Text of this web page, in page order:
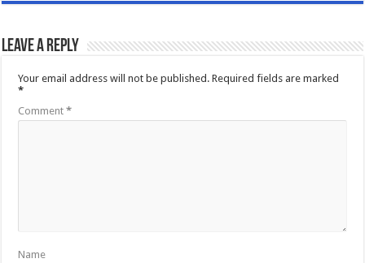
Leave a Reply
Your email address will not be published. Required fields are marked
*
Comment*
Name